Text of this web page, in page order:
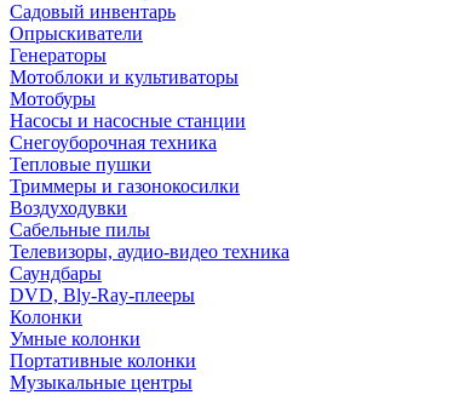
Садовый инвентарь
Опрыскиватели
Генераторы
Мотоблоки и культиваторы
Мотобуры
Насосы и насосные станции
Снегоуборочная техника
Тепловые пушки
Триммеры и газонокосилки
Воздуходувки
Сабельные пилы
Телевизоры, аудио-видео техника
Саундбары
DVD, Bly-Ray-плееры
Колонки
Умные колонки
Портативные колонки
Музыкальные центры